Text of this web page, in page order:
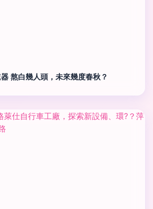
熬白幾人頭，未來幾度春秋？